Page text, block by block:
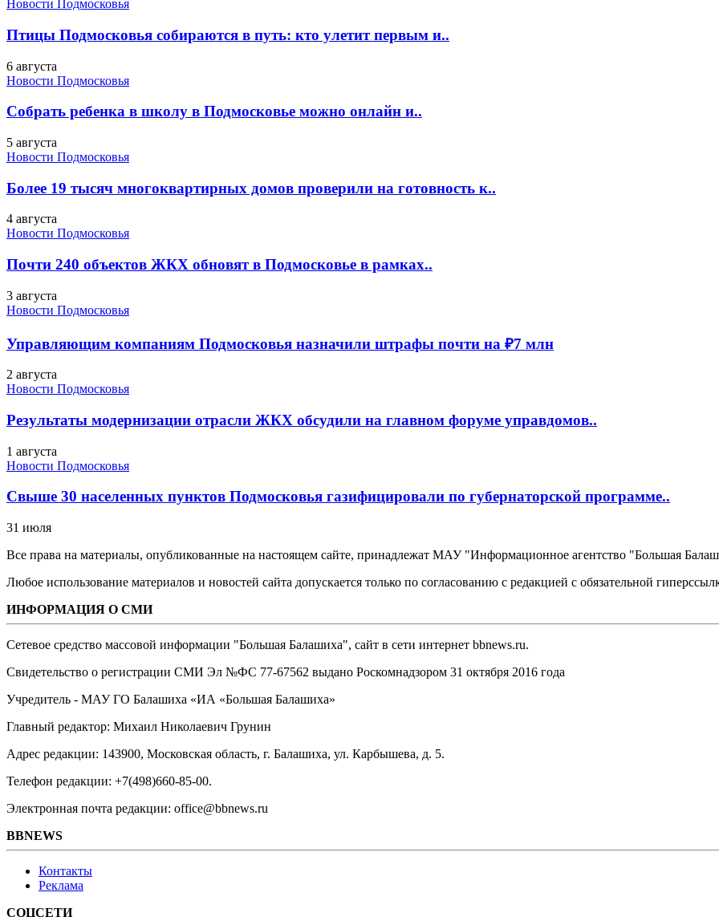
Новости Подмосковья
Птицы Подмосковья собираются в путь: кто улетит первым и..
6 августа
Новости Подмосковья
Собрать ребенка в школу в Подмосковье можно онлайн и..
5 августа
Новости Подмосковья
Более 19 тысяч многоквартирных домов проверили на готовность к..
4 августа
Новости Подмосковья
Почти 240 объектов ЖКХ обновят в Подмосковье в рамках..
3 августа
Новости Подмосковья
Управляющим компаниям Подмосковья назначили штрафы почти на ₽7 млн
2 августа
Новости Подмосковья
Результаты модернизации отрасли ЖКХ обсудили на главном форуме управдомов..
1 августа
Новости Подмосковья
Свыше 30 населенных пунктов Подмосковья газифицировали по губернаторской программе..
31 июля
Все права на материалы, опубликованные на настоящем сайте, принадлежат МАУ "Информационное агентство "Большая
Любое использование материалов и новостей сайта допускается только по согласованию с редакцией с обязательной
ИНФОРМАЦИЯ О СМИ
Сетевое средство массовой информации "Большая Балашиха", сайт в сети интернет bbnews.ru.
Свидетельство о регистрации СМИ Эл №ФС ‎77-67562 выдано Роскомнадзором 31 октября 2016 года
Учредитель - МАУ ГО Балашиха «ИА «Большая Балашиха»
Главный редактор: Михаил Николаевич Грунин
Адрес редакции: 143900, Московская область, г. Балашиха, ул. Карбышева, д. 5.
Телефон редакции: +7(498)660-85-00.
Электронная почта редакции: office@bbnews.ru
BBNEWS
Контакты
Реклама
СОЦСЕТИ